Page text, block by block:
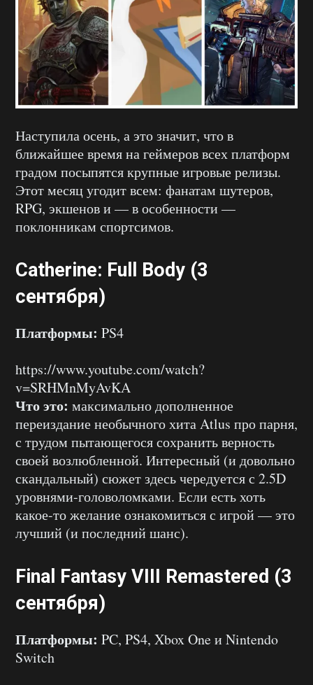
Наступила осень, а это значит, что в
ближайшее время на геймеров всех платформ
градом посыпятся крупные игровые релизы.
Этот месяц угодит всем: фанатам шутеров,
RPG, экшенов и — в особенности —
поклонникам спортсимов.
Catherine: Full Body (3
сентября)
Платформы: PS4
https://www.youtube.com/watch?
v=SRHMnMyAvKA
Что это: максимально дополненное
переиздание необычного хита Atlus про парня,
с трудом пытающегося сохранить верность
своей возлюбленной. Интересный (и довольно
скандальный) сюжет здесь чередуется с 2.5D
уровнями-головоломками. Если есть хоть
какое-то желание ознакомиться с игрой — это
лучший (и последний шанс).
Final Fantasy VIII Remastered (3
сентября)
Платформы: PC, PS4, Xbox One и Nintendo
Switch